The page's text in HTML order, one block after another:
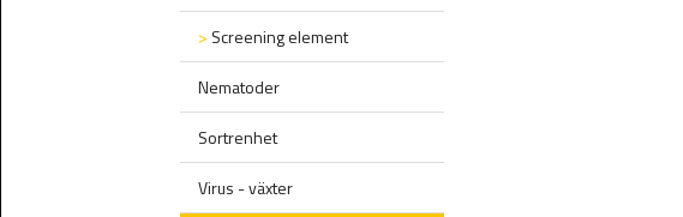
> Screening element
Nematoder
Sortrenhet
Virus - växter